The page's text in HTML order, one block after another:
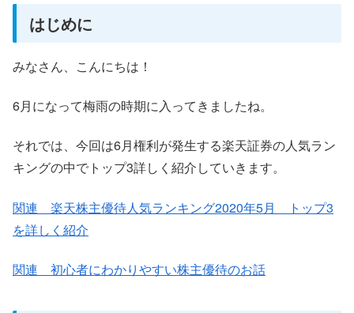
はじめに
みなさん、こんにちは！
6月になって梅雨の時期に入ってきましたね。
それでは、今回は6月権利が発生する楽天証券の人気ラン
キングの中でトップ3詳しく紹介していきます。
関連 楽天株主優待人気ランキング2020年5月 トップ3
を詳しく紹介
関連 初心者にわかりやすい株主優待のお話